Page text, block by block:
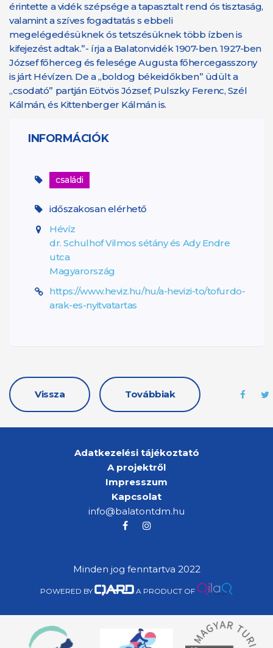
érintette a vidék szépsége a tapasztalt rend ós tisztaság,
valamint a szíves fogadtatás s ebbeli
megelégedésüknek ós tetszésüknek több ízben is
kifejezést adtak.”- írja a Balatonvidék 1907-ben. 1927-ben
József főherceg és felesége Augusta főhercegasszony
is járt Hévízen. De a „boldog békeidőkben” üdült a
„csodató” partján Eötvös József, Pulszky Ferenc, Szél
Kálmán, és Kittenberger Kálmán is.
INFORMÁCIÓK
családi
időszakosan elérhető
Hévíz
dr. Schulhof Vilmos sétány és Ady Endre
utca
Magyarország
https://www.heviz.hu/hu/a-hevizi-to/tofurdo-
arak-es-nyitvatartas
Vissza Továbbiak
Adatkezelési tájékoztató
A projektről
Impresszum
Kapcsolat
info@balatontdm.hu
Minden jog fenntartva 2022
POWERED BY A PRODUCT OF